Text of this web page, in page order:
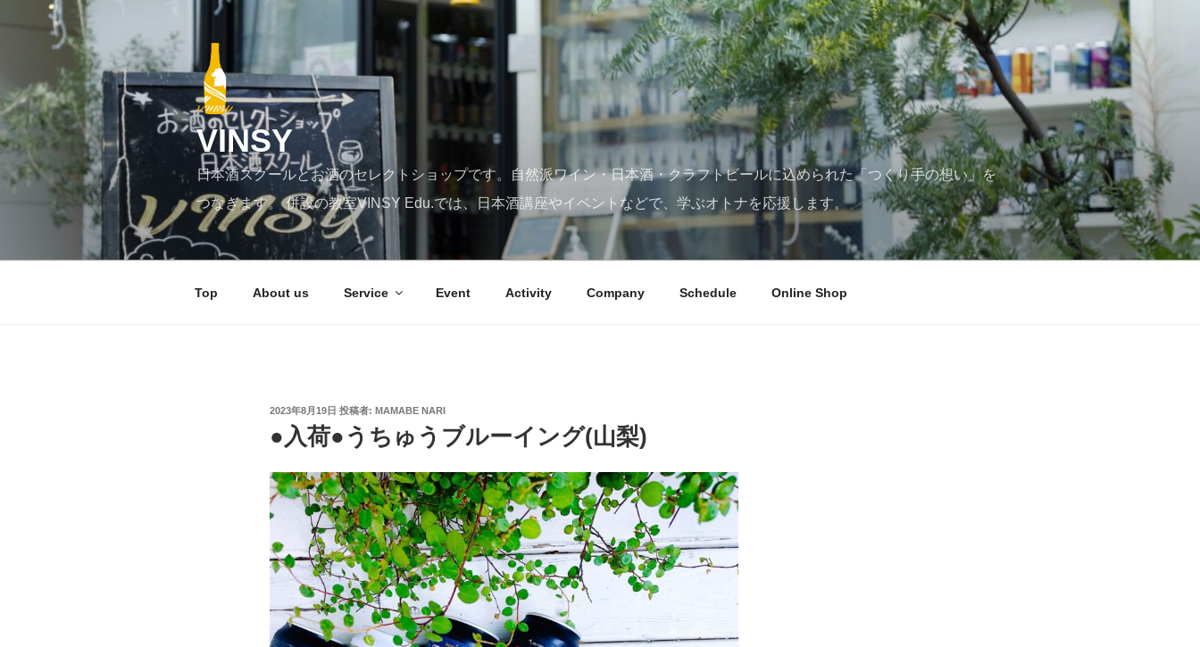
ツ
へ
ス
ッ
VINSY
日本酒スクールとお酒のセレクトショップです。自然派ワイン・日本酒・クラフトビールに込められた「つくり手の想い」を
つなぎます。 併設の教室VINSY Edu.では、日本酒講座やイベントなどで、学ぶオトナを応援します。
Top About us Service Event Activity Company Schedule Online Shop
投
日:
2023年8月19日 投稿者: MAMABE NARI
●入荷●うちゅうブルーイング(山梨)